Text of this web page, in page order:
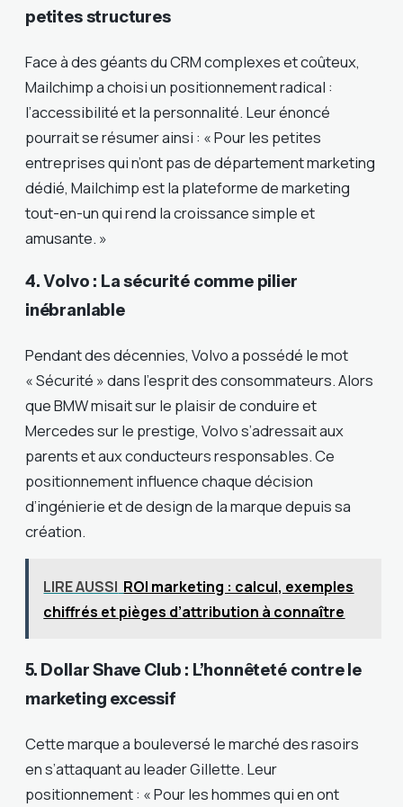
petites structures
Face à des géants du CRM complexes et coûteux,
Mailchimp a choisi un positionnement radical :
l’accessibilité et la personnalité. Leur énoncé
pourrait se résumer ainsi : « Pour les petites
entreprises qui n’ont pas de département marketing
dédié, Mailchimp est la plateforme de marketing
tout-en-un qui rend la croissance simple et
amusante. »
4. Volvo : La sécurité comme pilier
inébranlable
Pendant des décennies, Volvo a possédé le mot
« Sécurité » dans l’esprit des consommateurs. Alors
que BMW misait sur le plaisir de conduire et
Mercedes sur le prestige, Volvo s’adressait aux
parents et aux conducteurs responsables. Ce
positionnement influence chaque décision
d’ingénierie et de design de la marque depuis sa
création.
LIRE AUSSI ROI marketing : calcul, exemples
chiffrés et pièges d’attribution à connaître
5. Dollar Shave Club : L’honnêteté contre le
marketing excessif
Cette marque a bouleversé le marché des rasoirs
en s’attaquant au leader Gillette. Leur
positionnement : « Pour les hommes qui en ont